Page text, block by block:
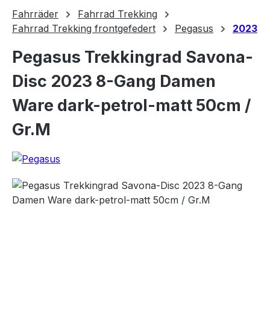
Fahrräder
Fahrrad Trekking
Fahrrad Trekking frontgefedert
Pegasus 2023
Pegasus Trekkingrad Savona-
Disc 2023 8-Gang Damen
Ware dark-petrol-matt 50cm /
Gr.M
Bildergalerie überspringen